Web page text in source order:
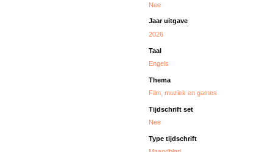
Nee
Jaar uitgave
2026
Taal
Engels
Thema
Film, muziek en games
Tijdschrift set
Nee
Type tijdschrift